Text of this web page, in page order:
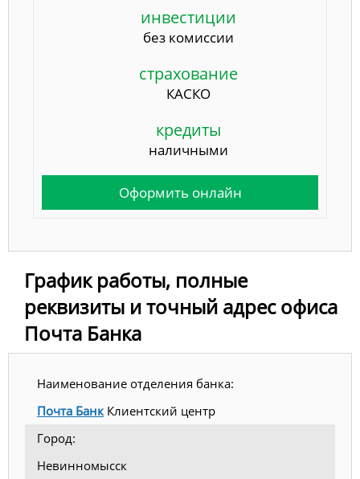
инвестиции
без комиссии
страхование
КАСКО
кредиты
наличными
Оформить онлайн
График работы, полные
реквизиты и точный адрес офиса
Почта Банка
Наименование отделения банка:
Почта БанкКлиентский центр
Город:
Невинномысск